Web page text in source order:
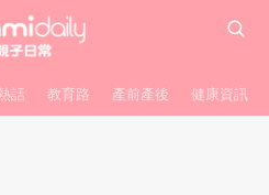
話 教育路 產前產後 健康資訊